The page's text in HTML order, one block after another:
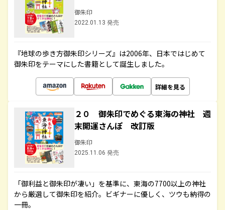
御朱印
2022.01.13 発売
『地球の歩き方御朱印シリーズ』は2006年、日本ではじめて
御朱印をテーマにした書籍として誕生しました。
詳細を見る
２０ 御朱印でめぐる東海の神社 週
末開運さんぽ 改訂版
御朱印
2025.11.06 発売
「御利益と御朱印が凄い」を基準に、東海の7700以上の神社
から厳選して御朱印を紹介。ビギナーに優しく、ツウも納得の
一冊。